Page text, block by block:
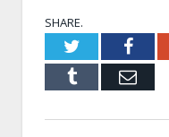
SHARE.
Twitter
Tumblr